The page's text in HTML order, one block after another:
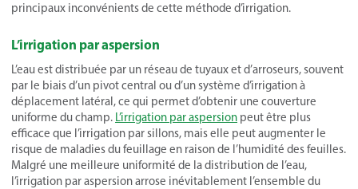
principaux inconvénients de cette méthode d’irrigation.
L’irrigation par aspersion
L’eau est distribuée par un réseau de tuyaux et d’arroseurs, souvent
par le biais d’un pivot central ou d’un système d’irrigation à
déplacement latéral, ce qui permet d’obtenir une couverture
uniforme du champ. L’irrigation par aspersion peut être plus
efficace que l’irrigation par sillons, mais elle peut augmenter le
risque de maladies du feuillage en raison de l’humidité des feuilles.
Malgré une meilleure uniformité de la distribution de l’eau,
l’irrigation par aspersion arrose inévitablement l’ensemble du